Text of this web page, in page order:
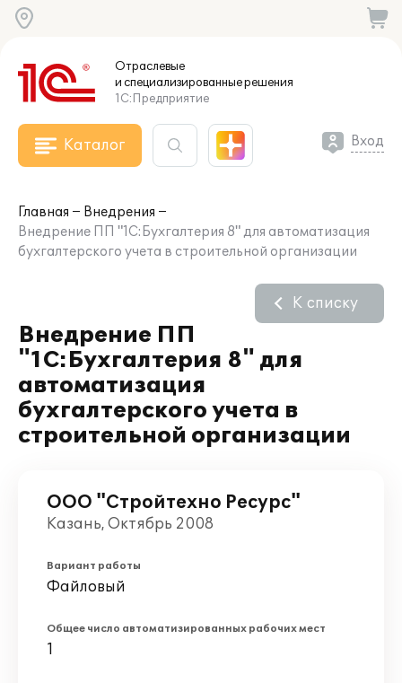
Отраслевые
и специализированныерешения
1С:Предприятие
Каталог Вход
Главная
Внедрения
Внедрение ПП "1С:Бухгалтерия 8" для автоматизация
бухгалтерского учета в строительной организации
Внедрение ПП
"1С:Бухгалтерия 8" для
автоматизация
бухгалтерского учета в
строительной организации
К списку
ООО "Стройтехно Ресурс"
Казань, Октябрь 2008
Вариант работы
Файловый
Общее число автоматизированных рабочих мест
1